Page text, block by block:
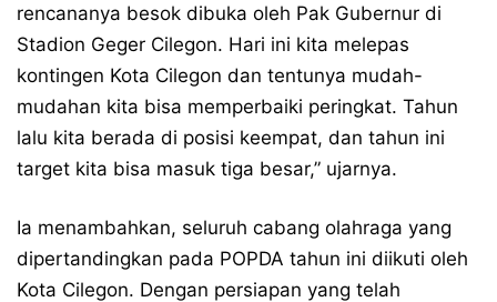
rencananya besok dibuka oleh Pak Gubernur di
Stadion Geger Cilegon. Hari ini kita melepas
kontingen Kota Cilegon dan tentunya mudah-
mudahan kita bisa memperbaiki peringkat. Tahun
lalu kita berada di posisi keempat, dan tahun ini
target kita bisa masuk tiga besar,” ujarnya.
Ia menambahkan, seluruh cabang olahraga yang
dipertandingkan pada POPDA tahun ini diikuti oleh
Kota Cilegon. Dengan persiapan yang telah